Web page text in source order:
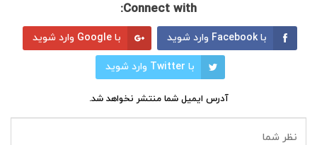
Connect with:
با Facebook وارد شوید با Google وارد شوید
با Twitter وارد شوید
آدرس ایمیل شما منتشر نخواهد شد.